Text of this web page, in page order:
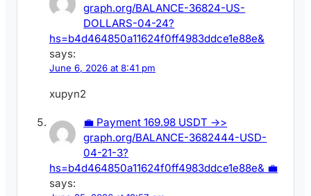
graph.org/BALANCE-36824-US-
DOLLARS-04-24?
hs=b4d464850a11624f0ff4983ddce1e88e&
says:
June 6, 2026 at 8:41 pm
xupyn2
💼 Payment 169.98 USDT ->>
graph.org/BALANCE-3682444-USD-
04-21-3?
hs=b4d464850a11624f0ff4983ddce1e88e& 💼
says: